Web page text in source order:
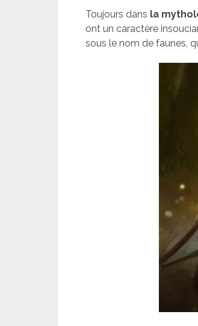
Toujours dans la
ont un caractère
sous le nom de faunes,